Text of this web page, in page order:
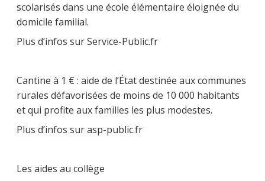
scolarisés dans une école élémentaire éloignée du
domicile familial.
Plus d’infos sur Service-Public.fr
Cantine à 1 € : aide de l’État destinée aux communes
rurales défavorisées de moins de 10 000 habitants
et qui profite aux familles les plus modestes.
Plus d’infos sur asp-public.fr
Les aides au collège